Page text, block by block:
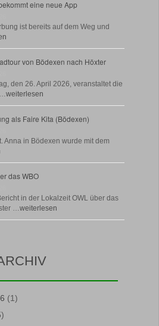
eine neue App
ist bereits auf dem Weg und
von Bödexen nach Höxter
den 26. April 2026, veranstaltet die
…weiterlesen
als Faire Kita (Bödexen)
Anna in Bödexen wurde mit dem
das WBO
in der Lokalzeit OWL über das
…weiterlesen
(1)